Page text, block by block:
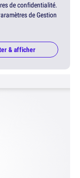
de confidentialité.
de Gestion
& afficher